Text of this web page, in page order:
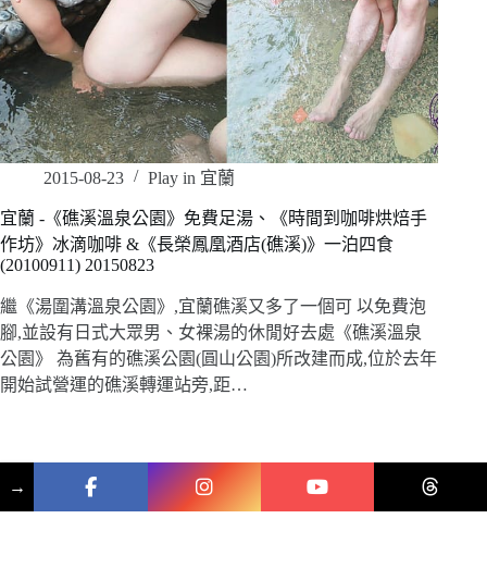
2015-08-23 Play in 宜蘭
宜蘭 -《礁溪溫泉公園》免費足湯、《時間到咖啡烘焙手
作坊》冰滴咖啡 &《長榮鳳凰酒店(礁溪)》一泊四食
(20100911) 20150823
繼《湯圍溝溫泉公園》,宜蘭礁溪又多了一個可 以免費泡
腳,並設有日式大眾男、女裸湯的休閒好去處《礁溪溫泉
公園》 為舊有的礁溪公園(圓山公園)所改建而成,位於去年
開始試營運的礁溪轉運站旁,距…
→